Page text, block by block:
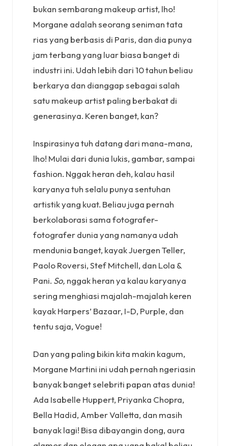
bukan sembarang makeup artist, lho!
Morgane adalah seorang seniman tata
rias yang berbasis di Paris, dan dia punya
jam terbang yang luar biasa banget di
industri ini. Udah lebih dari 10 tahun beliau
berkarya dan dianggap sebagai salah
satu makeup artist paling berbakat di
generasinya. Keren banget, kan?
Inspirasinya tuh datang dari mana-mana,
lho! Mulai dari dunia lukis, gambar, sampai
fashion. Nggak heran deh, kalau hasil
karyanya tuh selalu punya sentuhan
artistik yang kuat. Beliau juga pernah
berkolaborasi sama fotografer-
fotografer dunia yang namanya udah
mendunia banget, kayak Juergen Teller,
Paolo Roversi, Stef Mitchell, dan Lola &
Pani. So, nggak heran ya kalau karyanya
sering menghiasi majalah-majalah keren
kayak Harpers’ Bazaar, I-D, Purple, dan
tentu saja, Vogue!
Dan yang paling bikin kita makin kagum,
Morgane Martini ini udah pernah ngeriasin
banyak banget selebriti papan atas dunia!
Ada Isabelle Huppert, Priyanka Chopra,
Bella Hadid, Amber Valletta, dan masih
banyak lagi! Bisa dibayangin dong, aura